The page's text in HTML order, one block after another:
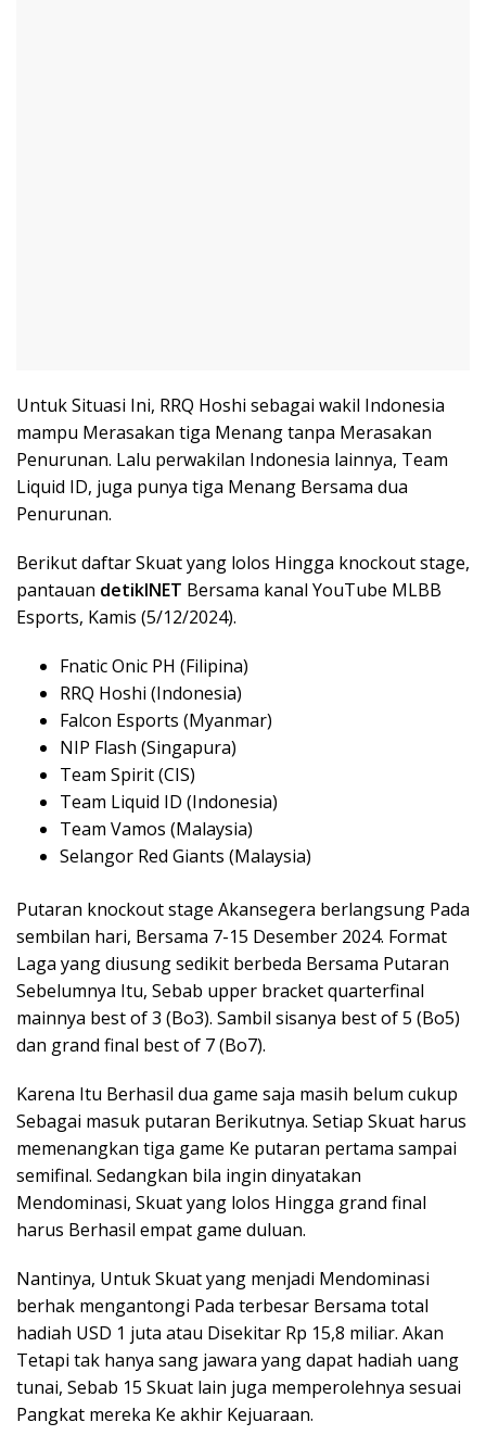
Untuk Situasi Ini, RRQ Hoshi sebagai wakil Indonesia
mampu Merasakan tiga Menang tanpa Merasakan
Penurunan. Lalu perwakilan Indonesia lainnya, Team
Liquid ID, juga punya tiga Menang Bersama dua
Penurunan.
Berikut daftar Skuat yang lolos Hingga knockout stage,
pantauan detikINET Bersama kanal YouTube MLBB
Esports, Kamis (5/12/2024).
Fnatic Onic PH (Filipina)
RRQ Hoshi (Indonesia)
Falcon Esports (Myanmar)
NIP Flash (Singapura)
Team Spirit (CIS)
Team Liquid ID (Indonesia)
Team Vamos (Malaysia)
Selangor Red Giants (Malaysia)
Putaran knockout stage Akansegera berlangsung Pada
sembilan hari, Bersama 7-15 Desember 2024. Format
Laga yang diusung sedikit berbeda Bersama Putaran
Sebelumnya Itu, Sebab upper bracket quarterfinal
mainnya best of 3 (Bo3). Sambil sisanya best of 5 (Bo5)
dan grand final best of 7 (Bo7).
Karena Itu Berhasil dua game saja masih belum cukup
Sebagai masuk putaran Berikutnya. Setiap Skuat harus
memenangkan tiga game Ke putaran pertama sampai
semifinal. Sedangkan bila ingin dinyatakan
Mendominasi, Skuat yang lolos Hingga grand final
harus Berhasil empat game duluan.
Nantinya, Untuk Skuat yang menjadi Mendominasi
berhak mengantongi Pada terbesar Bersama total
hadiah USD 1 juta atau Disekitar Rp 15,8 miliar. Akan
Tetapi tak hanya sang jawara yang dapat hadiah uang
tunai, Sebab 15 Skuat lain juga memperolehnya sesuai
Pangkat mereka Ke akhir Kejuaraan.